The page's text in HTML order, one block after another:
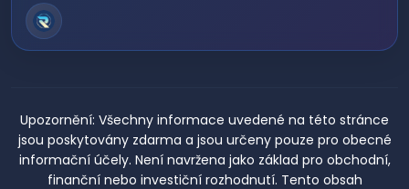
Upozornění: Všechny informace uvedené na této stránce
jsou poskytovány zdarma a jsou určeny pouze pro obecné
informační účely. Není navržena jako základ pro obchodní,
finanční nebo investiční rozhodnutí. Tento obsah